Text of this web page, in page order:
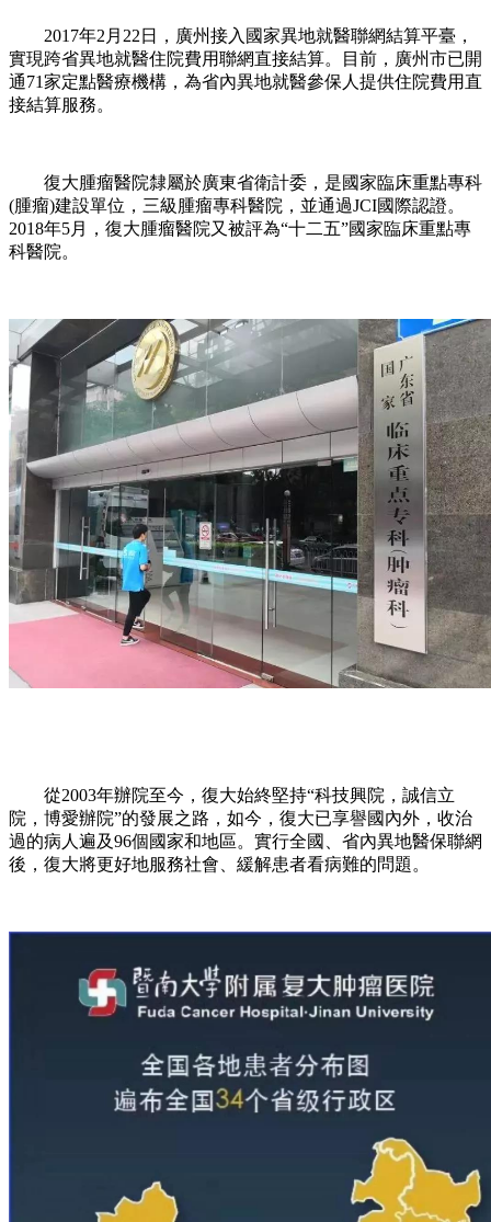
2017年2月22日，廣州接入國家異地就醫聯網結算平臺，
實現跨省異地就醫住院費用聯網直接結算。目前，廣州市已開
通71家定點醫療機構，為省內異地就醫參保人提供住院費用直
接結算服務。
復大腫瘤醫院隸屬於廣東省衛計委，是國家臨床重點專科
(腫瘤)建設單位，三級腫瘤專科醫院，並通過JCI國際認證。
2018年5月，復大腫瘤醫院又被評為“十二五”國家臨床重點專
科醫院。
從2003年辦院至今，復大始終堅持“科技興院，誠信立
院，博愛辦院”的發展之路，如今，復大已享譽國內外，收治
過的病人遍及96個國家和地區。實行全國、省內異地醫保聯網
後，復大將更好地服務社會、緩解患者看病難的問題。